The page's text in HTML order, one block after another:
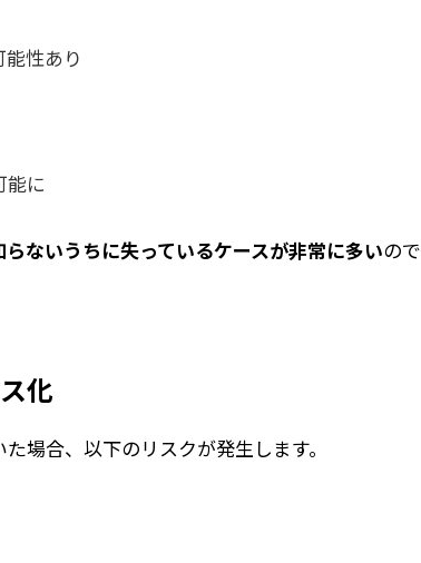
性あり
能に
ないうちに失っているケースが非常に多いので
化
場合、以下のリスクが発生します。